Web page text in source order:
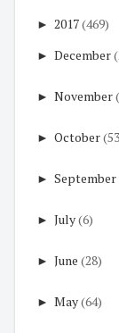
► 2017(469)
► December
► November
► October
► September
► July(6)
► June (28)
► May(64)